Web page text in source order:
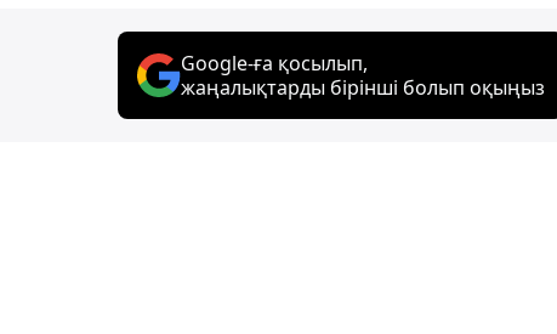
Google-ға қосылып,
жаңалықтарды бірінші болып оқыңыз